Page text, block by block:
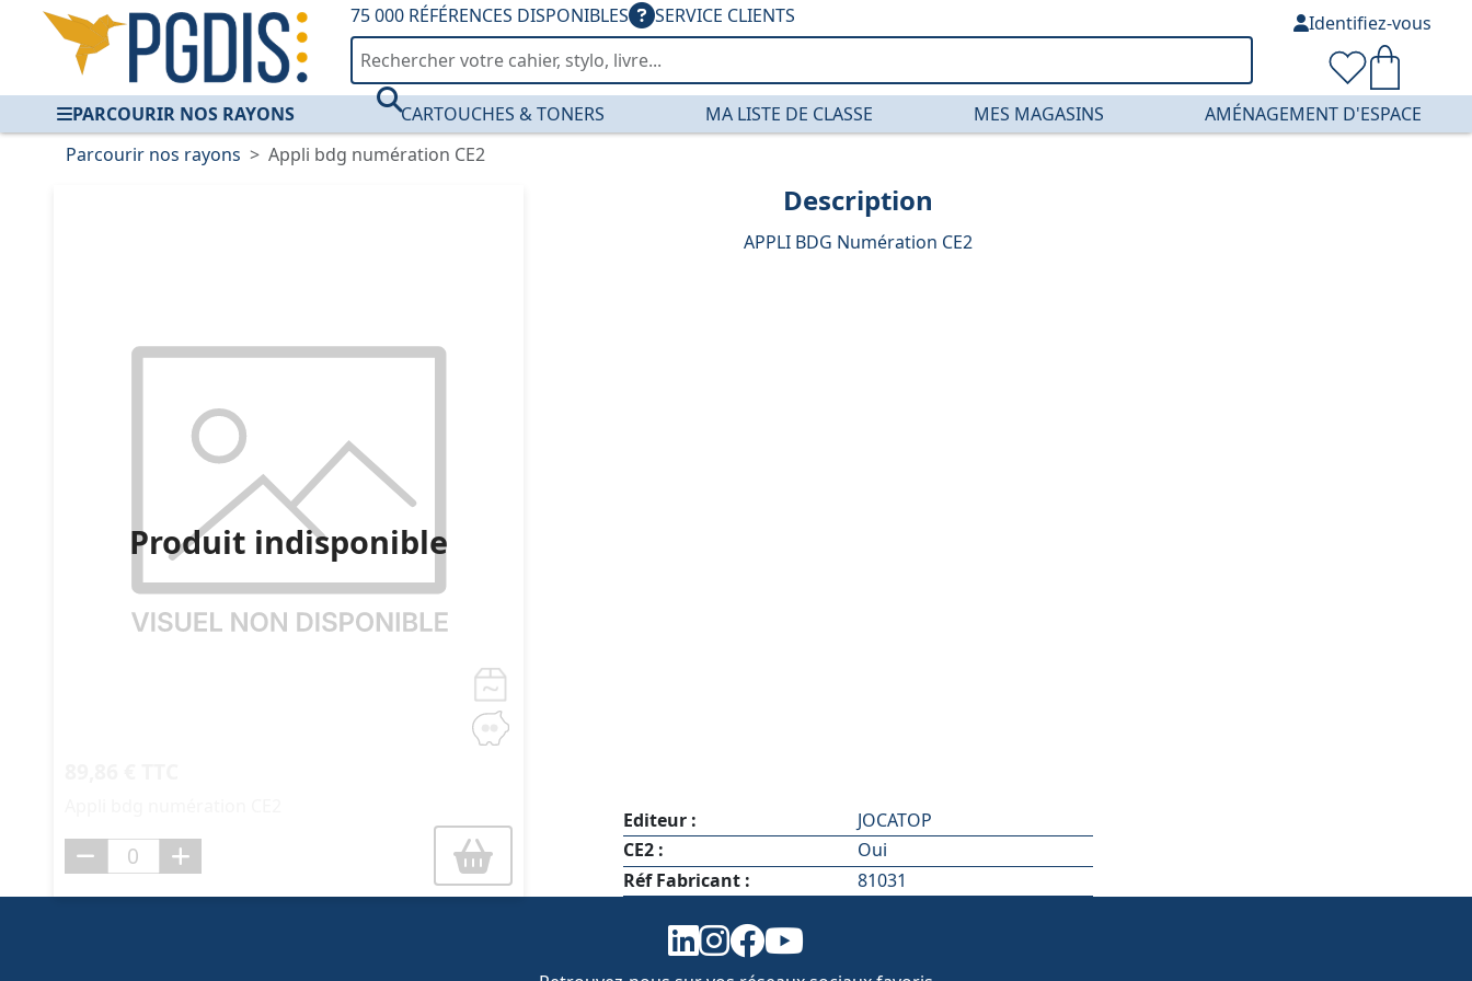
75 000 RÉFÉRENCES DISPONIBLES SERVICE CLIENTS
PARCOURIR NOS RAYONS CARTOUCHES & TONERS MA LISTE DE CLASSE MES MAGASINS AMÉNAGEMENT D'ESPACE
Identifiez-vous
Parcourir nos rayons Appli bdg numération CE2
Produit indisponible
Description
APPLI BDG Numération CE2
Editeur :
JOCATOP
CE2 :
Oui
Réf Fabricant :
81031